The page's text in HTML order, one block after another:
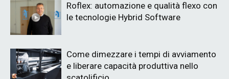
Roflex: automazione e qualità flexo con
le tecnologie Hybrid Software
Come dimezzare i tempi di avviamento
e liberare capacità produttiva nello